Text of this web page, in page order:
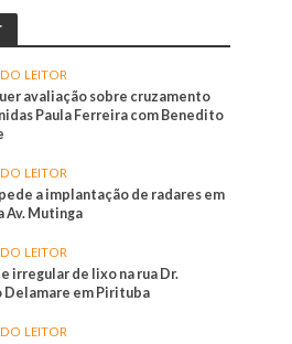
LEITOR
avaliação sobre cruzamento
Paula Ferreira com Benedito
LEITOR
a implantação de radares em
Av. Mutinga
LEITOR
irregular de lixo na rua Dr.
Delamare em Pirituba
LEITOR